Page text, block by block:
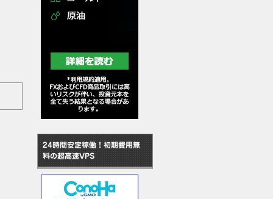
24時間安定稼働！初期費用無
料の超高速VPS